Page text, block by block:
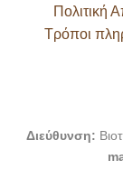
Πολιτική
Τρόποι
Διεύθυνση: